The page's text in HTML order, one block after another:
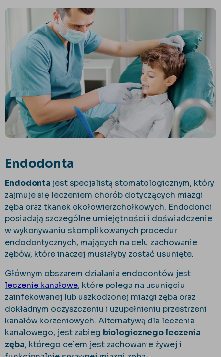
Endodonta
Endodonta jest specjalistą stomatologicznym, który
zajmuje się leczeniem chorób dotyczących miazgi
zęba oraz tkanek okołowierzchołkowych. Endodonci
posiadają szczególne umiejętności i doświadczenie
w wykonywaniu skomplikowanych procedur
endodontycznych, mających na celu zachowanie
zębów, które inaczej musiałyby zostać usunięte.
Głównym obszarem działania endodontów jest
leczenie kanałowe, które polega na usunięciu
zainfekowanej lub uszkodzonej miazgi zęba oraz
dokładnym oczyszczeniu i uzupełnieniu przestrzeni
kanałów korzeniowych. Alternatywą dla leczenia
kanałowego, jest zabieg biologicznego leczenia
zęba, którego celem jest zachowanie żywej i